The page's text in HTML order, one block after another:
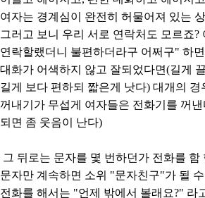
여자는 경계심이 완전히 허물어져 있는
그러고 보니 우리 서로 연락처도 모르죠?
연락할랬더니 불편하더라구 어쩌구" 하
대화가 어색하지 않고 잘되었다면(길게
길게 보다 편하되 짧은게 낫다) 대개의 경
꺼내기가 무섭게 여자들은 전화기를 꺼낸
되면 좀 웃음이 난다)
그 뒤로는 문자를 몇 번하던가 전화를 함
문자만 계속하면 소위 "문자친구"가 될
전화를 해서는 "언제 밖에서 볼래요?" 라